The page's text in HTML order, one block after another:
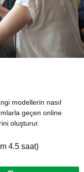
modellerin nasıl
geçen online
oluşturur.
4.5 saat)